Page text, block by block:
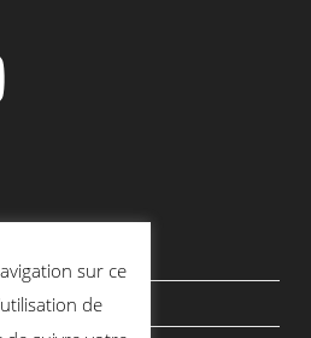
les Tutos
sur ce
de